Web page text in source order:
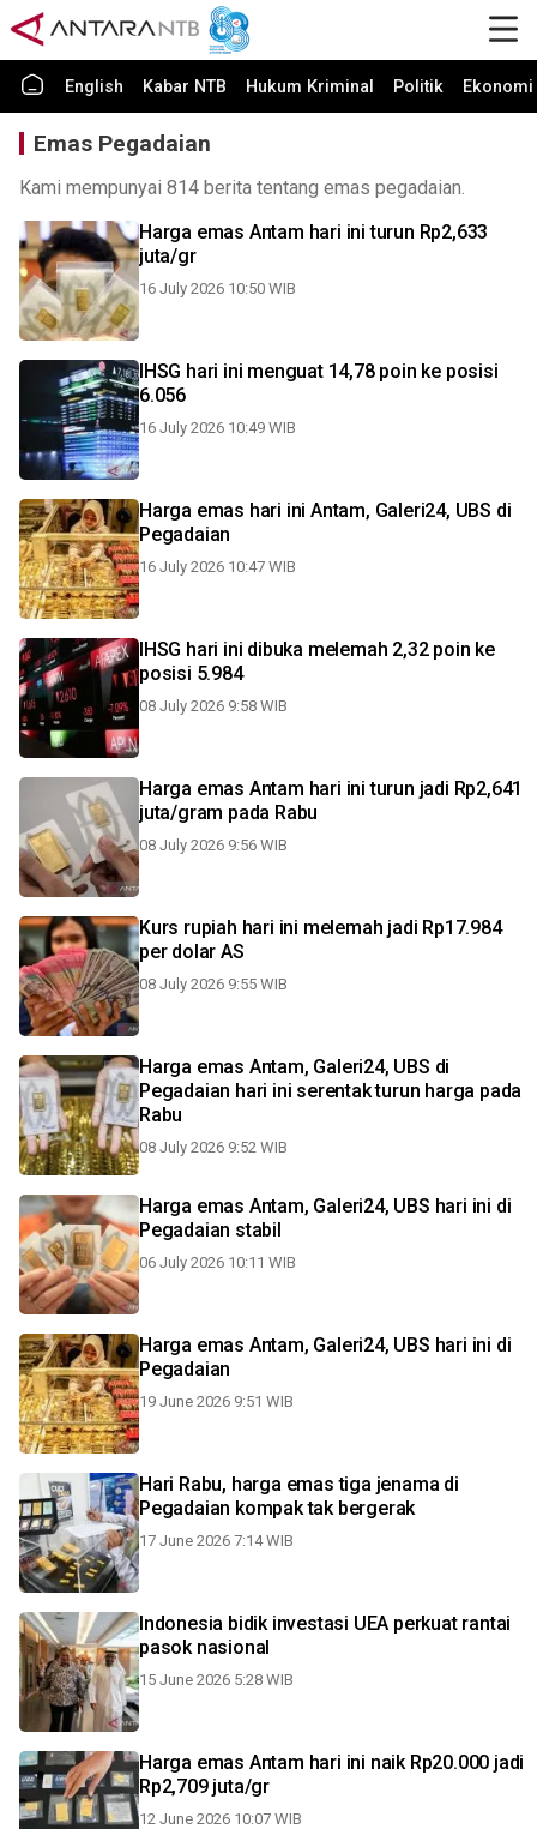
English Kabar NTB Hukum Kriminal Politik
Emas Pegadaian
Kami mempunyai 814 berita tentang emas pegadaian.
Harga emas Antam hari ini turun Rp2,633
juta/gr
16 July 2026 10:50 WIB
IHSG hari ini menguat 14,78 poin ke posisi
6.056
16 July 2026 10:49 WIB
Harga emas hari ini Antam, Galeri24, UBS di
Pegadaian
16 July 2026 10:47 WIB
IHSG hari ini dibuka melemah 2,32 poin ke
posisi 5.984
08 July 2026 9:58 WIB
Harga emas Antam hari ini turun jadi Rp2,641
juta/gram pada Rabu
08 July 2026 9:56 WIB
Kurs rupiah hari ini melemah jadi Rp17.984
per dolar AS
08 July 2026 9:55 WIB
Harga emas Antam, Galeri24, UBS di
Pegadaian hari ini serentak turun harga pada
Rabu
08 July 2026 9:52 WIB
Harga emas Antam, Galeri24, UBS hari ini di
Pegadaian stabil
06 July 2026 10:11 WIB
Harga emas Antam, Galeri24, UBS hari ini di
Pegadaian
19 June 2026 9:51 WIB
Hari Rabu, harga emas tiga jenama di
Pegadaian kompak tak bergerak
17 June 2026 7:14 WIB
Indonesia bidik investasi UEA perkuat rantai
pasok nasional
15 June 2026 5:28 WIB
Harga emas Antam hari ini naik Rp20.000 jadi
Rp2,709 juta/gr
12 June 2026 10:07 WIB